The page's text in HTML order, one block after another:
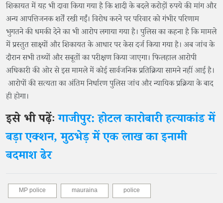
शिकायत में यह भी दावा किया गया है कि शादी के बदले करोड़ों रुपये की मांग और
अन्य आपत्तिजनक शर्तें रखी गईं। विरोध करने पर परिवार को गंभीर परिणाम
भुगतने की धमकी देने का भी आरोप लगाया गया है। पुलिस का कहना है कि मामले
में प्रस्तुत साक्ष्यों और शिकायत के आधार पर केस दर्ज किया गया है। अब जांच के
दौरान सभी तथ्यों और सबूतों का परीक्षण किया जाएगा। फिलहाल आरोपी
अधिकारी की ओर से इस मामले में कोई सार्वजनिक प्रतिक्रिया सामने नहीं आई है।
आरोपों की सत्यता का अंतिम निर्धारण पुलिस जांच और न्यायिक प्रक्रिया के बाद
ही होगा।
इसे भी पढ़ेंःगाजीपुर: होटल कारोबारी हत्याकांड में
बड़ा एक्शन, मुठभेड़ में एक लाख का इनामी
बदमाश ढेर
MP police mauraina police